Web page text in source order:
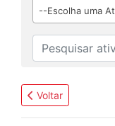
--Escolha uma
Voltar